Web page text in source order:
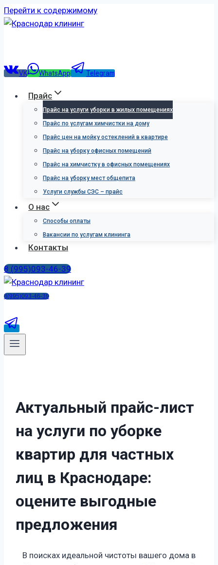
Перейти к содержимому
VK WhatsApp Telegram
Прайс
Прайс на услуги уборки в жилых помещениях
Прайс по услугам химчистки на дому
Прайс цен на мойку остеклений в квартире
Прайс на уборку офисных помещений
Прайс на химчистку в офисных помещениях
Прайс на уборку мест общепита
Услуги службы СЭС – прайс
О нас
Способы оплаты
Вакансии по услугам клининга
Контакты
8 (995)093-46-39
8(995)093-46-39
Актуальный прайс-лист
на услуги по уборке
квартир для частных
лиц в Краснодаре:
оцените выгодные
предложения
В поисках идеальной чистоты вашего дома в